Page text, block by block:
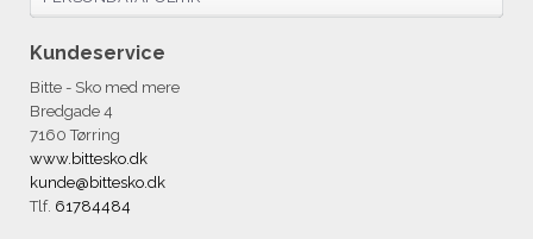
Kundeservice
Bitte - Sko med mere
Bredgade 4
7160 Tørring
www.bittesko.dk
kunde@bittesko.dk
Tlf. 61784484